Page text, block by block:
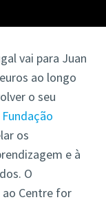
vai para Juan
ao longo
o seu
Fundação
os
e à
O
Centre for